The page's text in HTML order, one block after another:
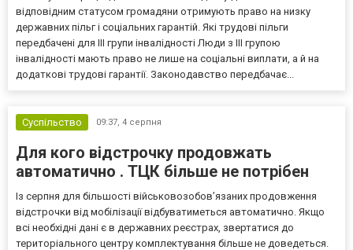
відповідним статусом громадяни отримують право на низку
державних пільг і соціальних гарантій. Які трудові пільги
передбачені для III групи інвалідності Люди з III групою
інвалідності мають право не лише на соціальні виплати, а й на
додаткові трудові гарантії. Законодавство передбачає...
Суспільство 09:37, 4 серпня
Для кого відстрочку продовжать
автоматично . ТЦК більше не потрібен
Із серпня для більшості військовозобов’язаних продовження
відстрочки від мобілізації відбуватиметься автоматично. Якщо
всі необхідні дані є в державних реєстрах, звертатися до
територіального центру комплектування більше не доведеться.